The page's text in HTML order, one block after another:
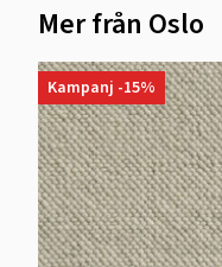
Mer från Oslo
Kampanj -15%